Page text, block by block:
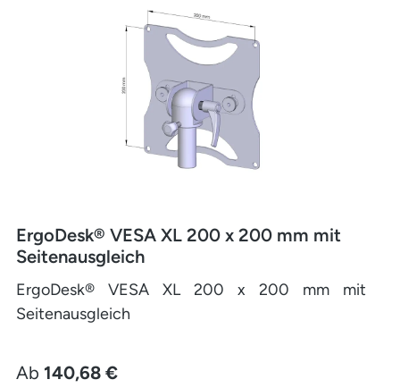
ErgoDesk® VESA XL 200 x 200 mm mit
Seitenausgleich
ErgoDesk® VESA XL 200 x 200 mm mit
Seitenausgleich
Regulärer Preis:
Ab 140,68 €